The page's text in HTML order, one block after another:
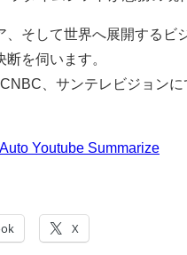
、そして世界へ展開するビ
断を伺います。
、サンテレビジョン
Auto Youtube Summarize
X